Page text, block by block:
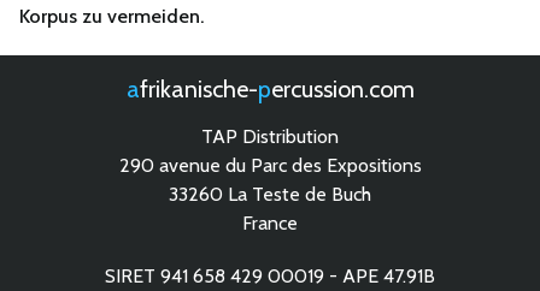
Korpus zu vermeiden.
afrikanische- percussion.com
TAP Distribution
290 avenue du Parc des Expositions
33260 La Teste de Buch
France
SIRET 941 658 429 00019 - APE 47.91B